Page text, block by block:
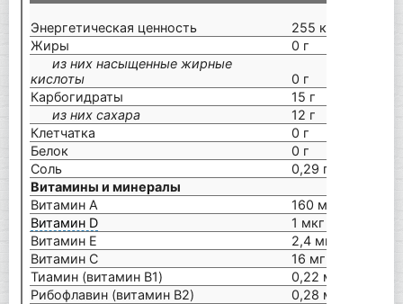
Энергетическая ценность
255 кДж/ 60
Жиры
0 г
из них насыщенные жирные
кислоты
0 г
Карбогидраты
15 г
из них сахара
12 г
Клетчатка
0 г
Белок
0 г
Соль
0,29 г
Витамины и минералы
Витамин А
160 мкг (20%**)
Витамин D
1 мкг (20%**)
Витамин E
2,4 мг (20%**)
Витамин С
16 мг (20%**)
Тиамин (витамин B1)
0,22 мг (20%**)
Рибофлавин (витамин B2)
0,28 мг (20%**)